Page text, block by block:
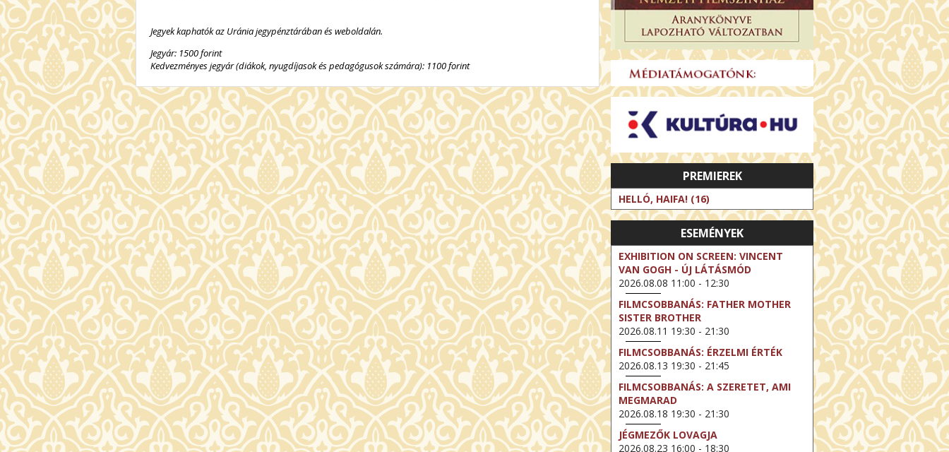
Jegyek kaphatók az Uránia jegypénztárában és weboldalán.
Jegyár: 1500 forint
Kedvezményes jegyár (diákok, nyugdíjasok és pedagógusok számára): 1100 forint
PREMIEREK
HELLÓ, HAIFA! (16)
ESEMÉNYEK
EXHIBITION ON SCREEN: VINCENT
VAN GOGH - ÚJ LÁTÁSMÓD
2026.08.08 11:00 - 12:30
FILMCSOBBANÁS: FATHER MOTHER
SISTER BROTHER
2026.08.11 19:30 - 21:30
FILMCSOBBANÁS: ÉRZELMI ÉRTÉK
2026.08.13 19:30 - 21:45
FILMCSOBBANÁS: A SZERETET, AMI
MEGMARAD
2026.08.18 19:30 - 21:30
JÉGMEZŐK LOVAGJA
2026.08.23 16:00 - 18:30